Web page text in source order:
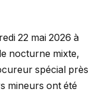
22 mai 2026 à
nocturne mixte,
spécial près
mineurs ont été